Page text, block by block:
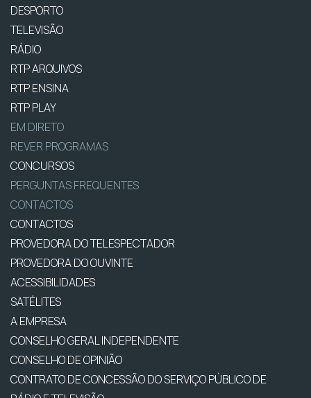
DESPORTO
TELEVISÃO
RÁDIO
RTP ARQUIVOS
RTP ENSINA
RTP PLAY
EM DIRETO
REVER PROGRAMAS
CONCURSOS
PERGUNTAS FREQUENTES
CONTACTOS
CONTACTOS
PROVEDORA DO TELESPECTADOR
PROVEDORA DO OUVINTE
ACESSIBILIDADES
SATÉLITES
A EMPRESA
CONSELHO GERAL INDEPENDENTE
CONSELHO DE OPINIÃO
CONTRATO DE CONCESSÃO DO SERVIÇO PÚBLICO DE